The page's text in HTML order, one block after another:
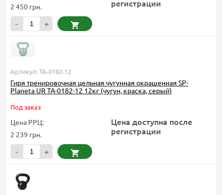
2 450 грн.
регистрации
- +
Артикул: TA-0182-12
Гиря тренировочная цельная чугунная окрашенная SP-
Planeta UR TA-0182-12 12кг (чугун, краска, серый)
Под заказ
Цена РРЦ:
2 239 грн.
Цена доступна после
регистрации
- +